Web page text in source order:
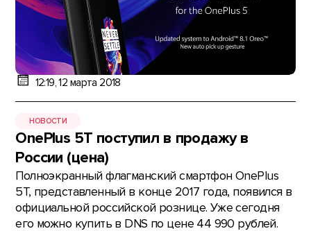
12:19, 12 марта 2018
НОВОСТИ
OnePlus 5T поступил в продажу в
России (цена)
Полноэкранный флагманский смартфон OnePlus
5T, представленный в конце 2017 года, появился в
официальной российской рознице. Уже сегодня
его можно купить в DNS по цене 44 990 рублей.